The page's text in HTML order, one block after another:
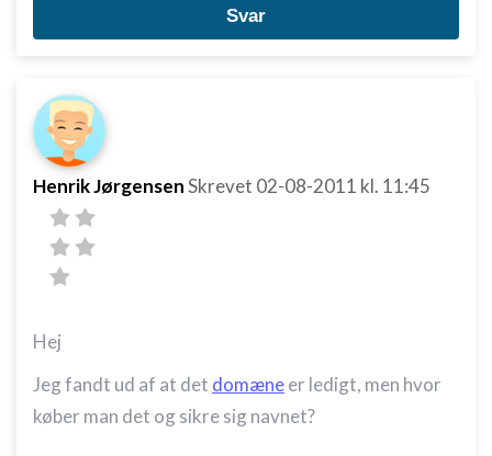
Svar
Henrik JørgensenSkrevet 02-08-2011 kl. 11:45
Hej
Jeg fandt ud af at det domæneer ledigt, men hvor
køber man det og sikre sig navnet?